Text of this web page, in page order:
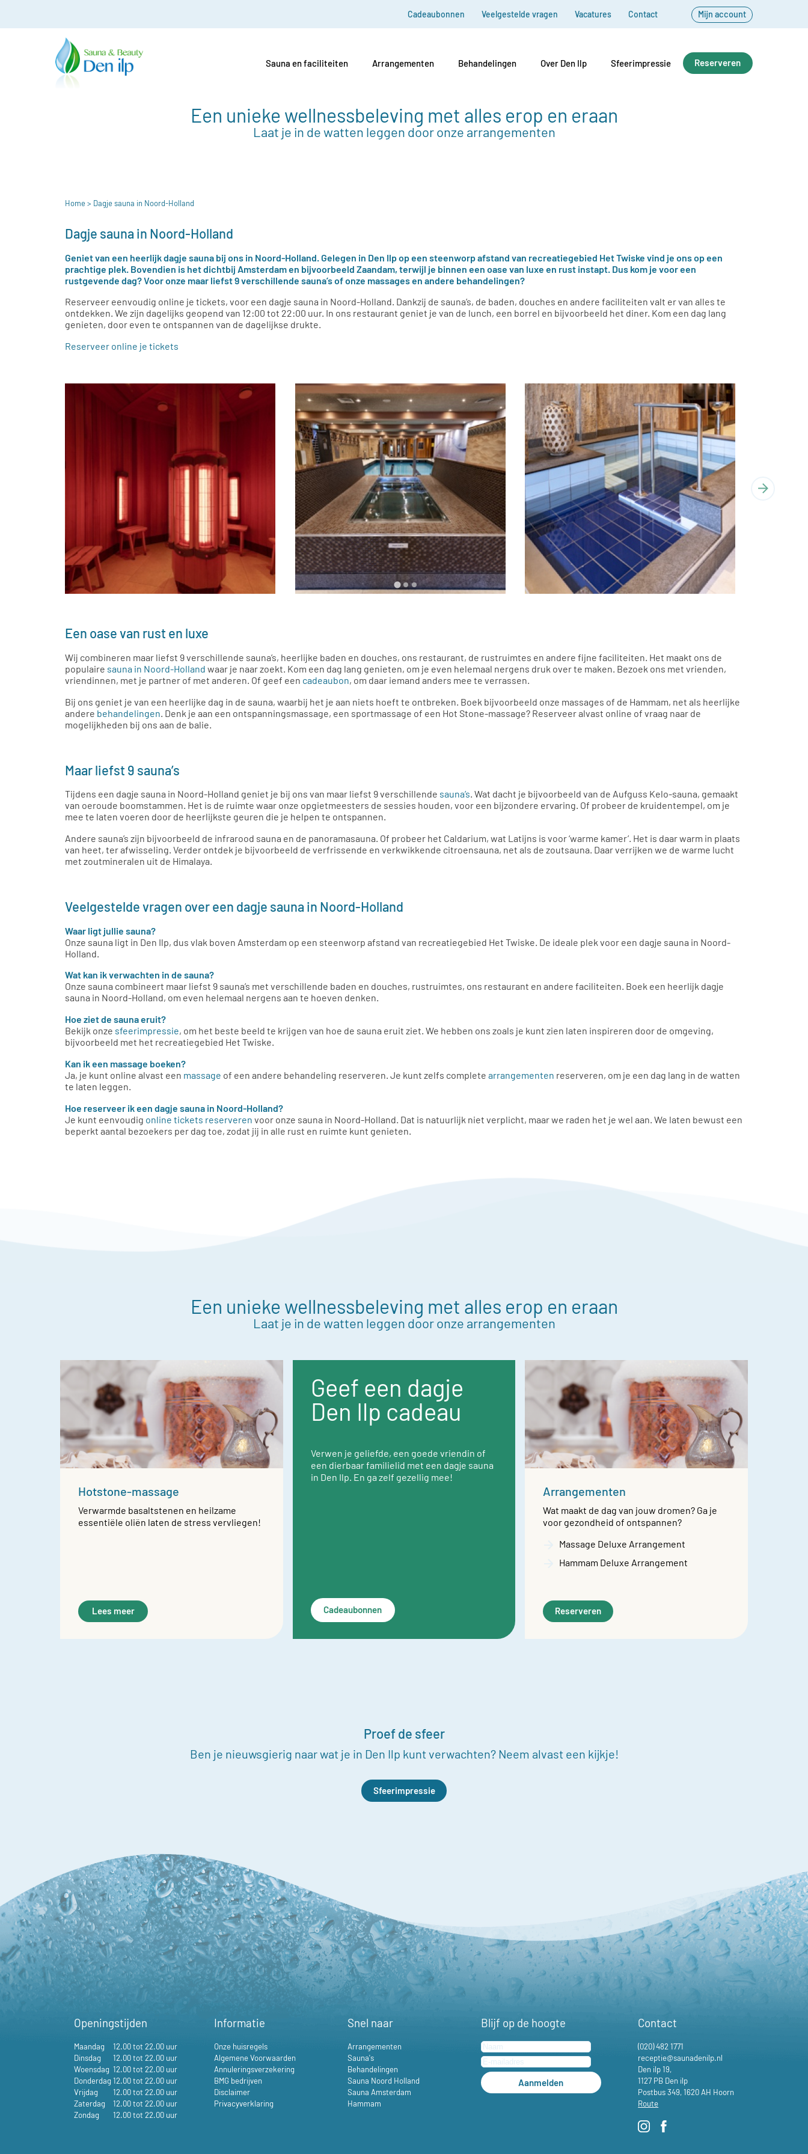
Cadeaubonnen Veelgestelde vragen Vacatures Contact Mijn account
Sauna en faciliteiten Arrangementen Behandelingen Over Den Ilp Sfeerimpressie Reserveren
Een unieke wellnessbeleving met alles erop en eraan
Laat je in de watten leggen door onze arrangementen
Home> Dagje sauna in Noord-Holland
Dagje sauna in Noord-Holland
Geniet van een heerlijk dagje sauna bij ons in Noord-Holland. Gelegen in Den Ilp op een steenworp afstand van recreatiegebied Het Twiske vind je ons op een
prachtige plek. Bovendien is het dichtbij Amsterdam en bijvoorbeeld Zaandam, terwijl je binnen een oase van luxe en rust instapt. Dus kom je voor een
rustgevende dag? Voor onze maar liefst 9 verschillende sauna’s of onze massages en andere behandelingen?
Reserveer eenvoudig online je tickets, voor een dagje sauna in Noord-Holland. Dankzij de sauna’s, de baden, douches en andere faciliteiten valt er van alles te
ontdekken. We zijn dagelijks geopend van 12:00 tot 22:00 uur. In ons restaurant geniet je van de lunch, een borrel en bijvoorbeeld het diner. Kom een dag lang
genieten, door even te ontspannen van de dagelijkse drukte.
Reserveer online je tickets
Een oase van rust en luxe
Wij combineren maar liefst 9 verschillende sauna’s, heerlijke baden en douches, ons restaurant, de rustruimtes en andere fijne faciliteiten. Het maakt ons de
populaire sauna in Noord-Holland waar je naar zoekt. Kom een dag lang genieten, om je even helemaal nergens druk over te maken. Bezoek ons met vrienden,
vriendinnen, met je partner of met anderen. Of geef een cadeaubon, om daar iemand anders mee te verrassen.
Bij ons geniet je van een heerlijke dag in de sauna, waarbij het je aan niets hoeft te ontbreken. Boek bijvoorbeeld onze massages of de Hammam, net als heerlijke
andere behandelingen. Denk je aan een ontspanningsmassage, een sportmassage of een Hot Stone-massage? Reserveer alvast online of vraag naar de
mogelijkheden bij ons aan de balie.
Maar liefst 9 sauna’s
Tijdens een dagje sauna in Noord-Holland geniet je bij ons van maar liefst 9 verschillende sauna’s. Wat dacht je bijvoorbeeld van de Aufguss Kelo-sauna, gemaakt
van oeroude boomstammen. Het is de ruimte waar onze opgietmeesters de sessies houden, voor een bijzondere ervaring. Of probeer de kruidentempel, om je
mee te laten voeren door de heerlijkste geuren die je helpen te ontspannen.
Andere sauna’s zijn bijvoorbeeld de infrarood sauna en de panoramasauna. Of probeer het Caldarium, wat Latijns is voor ‘warme kamer’. Het is daar warm in plaats
van heet, ter afwisseling. Verder ontdek je bijvoorbeeld de verfrissende en verkwikkende citroensauna, net als de zoutsauna. Daar verrijken we de warme lucht
met zoutmineralen uit de Himalaya.
Veelgestelde vragen over een dagje sauna in Noord-Holland
Waar ligt jullie sauna?
Onze sauna ligt in Den Ilp, dus vlak boven Amsterdam op een steenworp afstand van recreatiegebied Het Twiske. De ideale plek voor een dagje sauna in Noord-
Holland.
Wat kan ik verwachten in de sauna?
Onze sauna combineert maar liefst 9 sauna’s met verschillende baden en douches, rustruimtes, ons restaurant en andere faciliteiten. Boek een heerlijk dagje
sauna in Noord-Holland, om even helemaal nergens aan te hoeven denken.
Hoe ziet de sauna eruit?
Bekijk onze sfeerimpressie, om het beste beeld te krijgen van hoe de sauna eruit ziet. We hebben ons zoals je kunt zien laten inspireren door de omgeving,
bijvoorbeeld met het recreatiegebied Het Twiske.
Kan ik een massage boeken?
Ja, je kunt online alvast een massage of een andere behandeling reserveren. Je kunt zelfs complete arrangementen reserveren, om je een dag lang in de watten
te laten leggen.
Hoe reserveer ik een dagje sauna in Noord-Holland?
Je kunt eenvoudig online tickets reserveren voor onze sauna in Noord-Holland. Dat is natuurlijk niet verplicht, maar we raden het je wel aan. We laten bewust een
beperkt aantal bezoekers per dag toe, zodat jij in alle rust en ruimte kunt genieten.
Een unieke wellnessbeleving met alles erop en eraan
Laat je in de watten leggen door onze arrangementen
Hotstone-massage
Verwarmde basaltstenen en heilzame
essentiële oliën laten de stress vervliegen!
Lees meer
Geef een dagje
Den Ilp cadeau
Verwen je geliefde, een goede vriendin of
een dierbaar familielid met een dagje sauna
in Den Ilp. En ga zelf gezellig mee!
Cadeaubonnen
Arrangementen
Wat maakt de dag van jouw dromen? Ga je
voor gezondheid of ontspannen?
Massage Deluxe Arrangement
Hammam Deluxe Arrangement
Reserveren
Proef de sfeer
Ben je nieuwsgierig naar wat je in Den Ilp kunt verwachten? Neem alvast een kijkje!
Sfeerimpressie
Openingstijden
Maandag
12.00 tot 22.00 uur
Dinsdag
12.00 tot 22.00 uur
Woensdag 12.00 tot 22.00 uur
Donderdag12.00 tot 22.00 uur
Vrijdag
12.00 tot 22.00 uur
Zaterdag
12.00 tot 22.00 uur
Zondag
12.00 tot 22.00 uur
Informatie
Onze huisregels
Algemene Voorwaarden
Annuleringsverzekering
BMG bedrijven
Disclaimer
Privacyverklaring
Snel naar
Arrangementen
Sauna's
Behandelingen
Sauna Noord Holland
Sauna Amsterdam
Hammam
Blijf op de hoogte
Aanmelden
Contact
(020) 482 1771
receptie@saunadenilp.nl
Den ilp 19,
1127 PB Den ilp
Postbus 349, 1620 AH Hoorn
Route